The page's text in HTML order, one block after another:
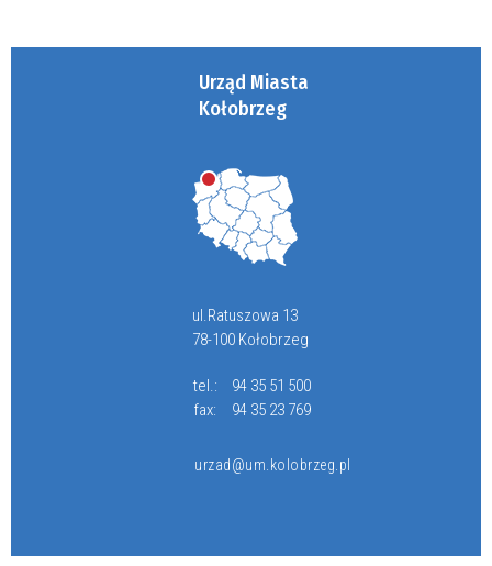
Urząd Miasta
Kołobrzeg
ul.Ratuszowa 13
78-100 Kołobrzeg
tel.:
94 35 51 500
fax:
94 35 23 769
urzad@um.kolobrzeg.pl